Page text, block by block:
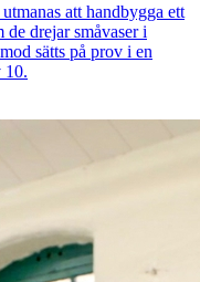
att handbygga ett
de drejar småvaser i
sätts på prov i en
10.